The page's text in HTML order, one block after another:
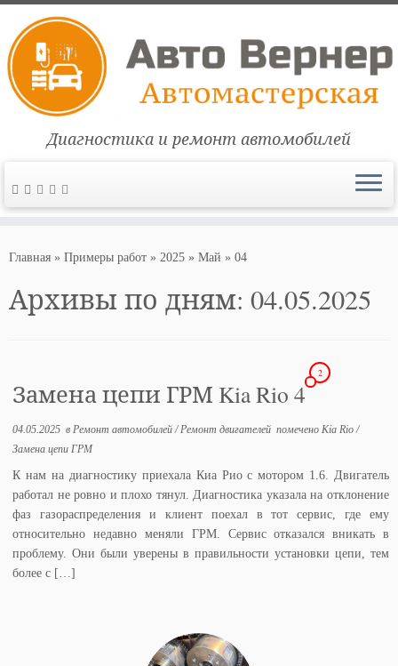
Диагностика и ремонт автомобилей
Главная » Примеры работ » 2025 » Май » 04
Архивы по дням: 04.05.2025
Замена цепи ГРМ Kia Rio 4
2
04.05.2025 в Ремонт автомобилей/ Ремонт двигателей помечено Kia Rio/
Замена цепи ГРМ
К нам на диагностику приехала Киа Рио с мотором 1.6. Двигатель
работал не ровно и плохо тянул. Диагностика указала на отклонение
фаз газораспределения и клиент поехал в тот сервис, где ему
относительно недавно меняли ГРМ. Сервис отказался вникать в
проблему. Они были уверены в правильности установки цепи, тем
более с […]